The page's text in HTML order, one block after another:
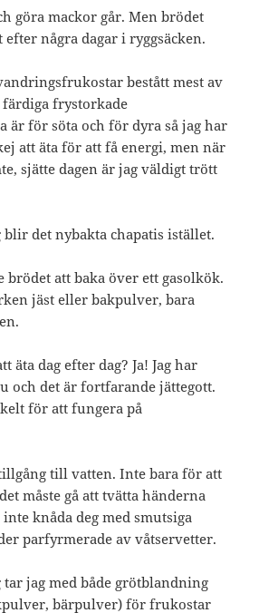
göra mackor går. Men brödet
några dagar i ryggsäcken.
bestått mest av
färdiga frystorkade
är för söta och för dyra så jag har
att äta för att få energi, men när
sjätte dagen är jag väldigt trött
blir det nybakta chapatis istället.
brödet att baka över ett gasolkök.
jäst eller bakpulver, bara
äta dag efter dag? Ja! Jag har
och det är fortfarande jättegott.
för att fungera på
till vatten. Inte bara för att
måste gå att tvätta händerna
knåda deg med smutsiga
parfyrmerade av våtservetter.
tar jag med både grötblandning
bärpulver) för frukostar